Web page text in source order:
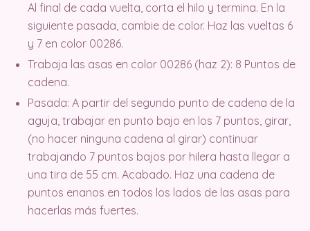
Al final de cada vuelta, corta el hilo y termina. En la
siguiente pasada, cambie de color. Haz las vueltas 6
y 7 en color 00286.
Trabaja las asas en color 00286 (haz 2): 8 Puntos de
cadena.
Pasada: A partir del segundo punto de cadena de la
aguja, trabajar en punto bajo en los 7 puntos, girar,
(no hacer ninguna cadena al girar) continuar
trabajando 7 puntos bajos por hilera hasta llegar a
una tira de 55 cm. Acabado. Haz una cadena de
puntos enanos en todos los lados de las asas para
hacerlas más fuertes.